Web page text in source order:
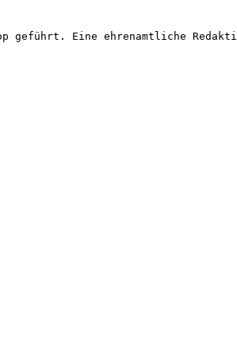
geführt. Eine ehrenamtliche